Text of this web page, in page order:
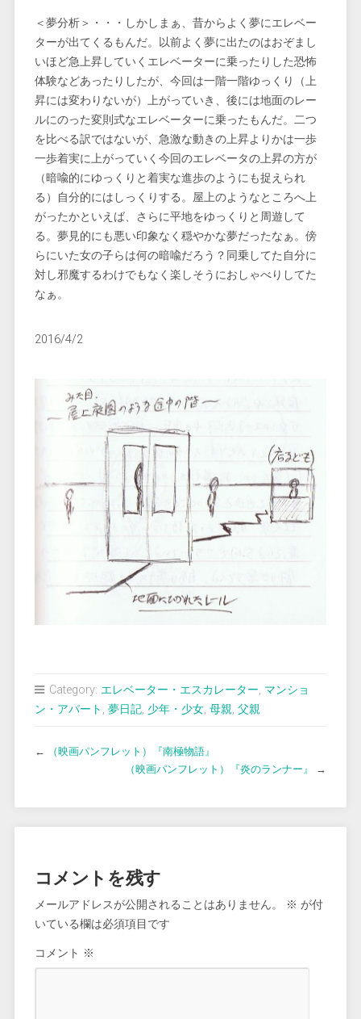
＜夢分析＞・・・しかしまぁ、昔からよく夢にエレベー
ターが出てくるもんだ。以前よく夢に出たのはおぞまし
いほど急上昇していくエレベーターに乗ったりした恐怖
体験などあったりしたが、今回は一階一階ゆっくり（上
昇には変わりないが）上がっていき、後には地面のレー
ルにのった変則式なエレベーターに乗ったもんだ。二つ
を比べる訳ではないが、急激な動きの上昇よりかは一歩
一歩着実に上がっていく今回のエレベータの上昇の方が
（暗喩的にゆっくりと着実な進歩のようにも捉えられ
る）自分的にはしっくりする。屋上のようなところへ上
がったかといえば、さらに平地をゆっくりと周遊して
る。夢見的にも悪い印象なく穏やかな夢だったなぁ。傍
らにいた女の子らは何の暗喩だろう？同乗してた自分に
対し邪魔するわけでもなく楽しそうにおしゃべりしてた
なぁ。
2016/4/2
Category: エレベーター・エスカレーター, マンショ
ン・アパート , 夢日記, 少年・少女, 母親, 父親
←
（映画パンフレット）『南極物語』
（映画パンフレット）『炎のランナー』
→
コメントを残す
メールアドレスが公開されることはありません。 ※ が付
いている欄は必須項目です
コメント ※